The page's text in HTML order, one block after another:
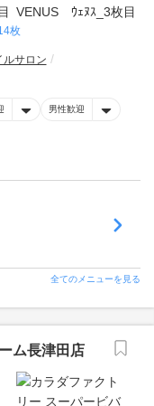
枚
ルサロン
男性歓迎
全てのメニューを見る
ム長津田店